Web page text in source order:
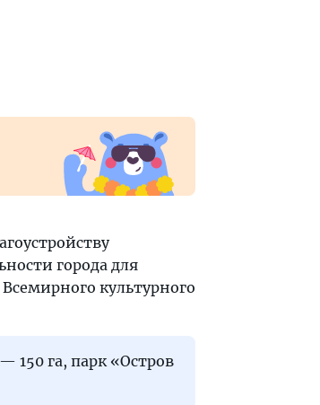
города для
культурного
150 га, парк «Остров